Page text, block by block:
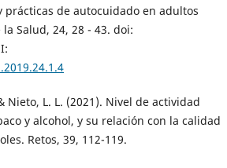
prácticas de autocuidado en adultos
Salud, 24, 28 - 43. doi:
Nieto, L. L. (2021). Nivel de actividad
y alcohol, y su relación con la calidad
Retos, 39, 112-119.